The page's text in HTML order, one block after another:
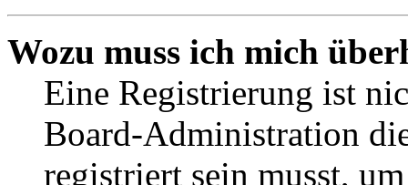
Wozu muss ich mich
Eine Registrierung ist
Board-Administration
registriert sein musst,